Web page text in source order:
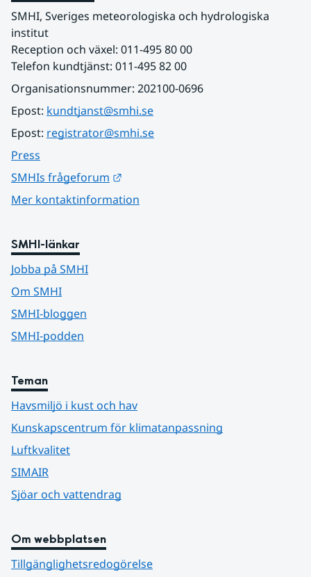
SMHI, Sveriges meteorologiska och hydrologiska
institut
Reception och växel: 011-495 80 00
Telefon kundtjänst: 011-495 82 00
Organisationsnummer: 202100-0696
Epost: kundtjanst@smhi.se
Epost: registrator@smhi.se
Press
SMHIs frågeforum
Mer kontaktinformation
SMHI-länkar
Jobba på SMHI
Om SMHI
SMHI-bloggen
SMHI-podden
Teman
Havsmiljö i kust och hav
Kunskapscentrum för klimatanpassning
Luftkvalitet
SIMAIR
Sjöar och vattendrag
Om webbplatsen
Tillgänglighetsredogörelse